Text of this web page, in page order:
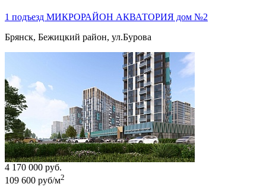
1 подъезд МИКРОРАЙОН АКВАТОРИЯ дом №2
Брянск, Бежицкий район, ул.Бурова
4 170 000 руб.
109 600 руб/м2